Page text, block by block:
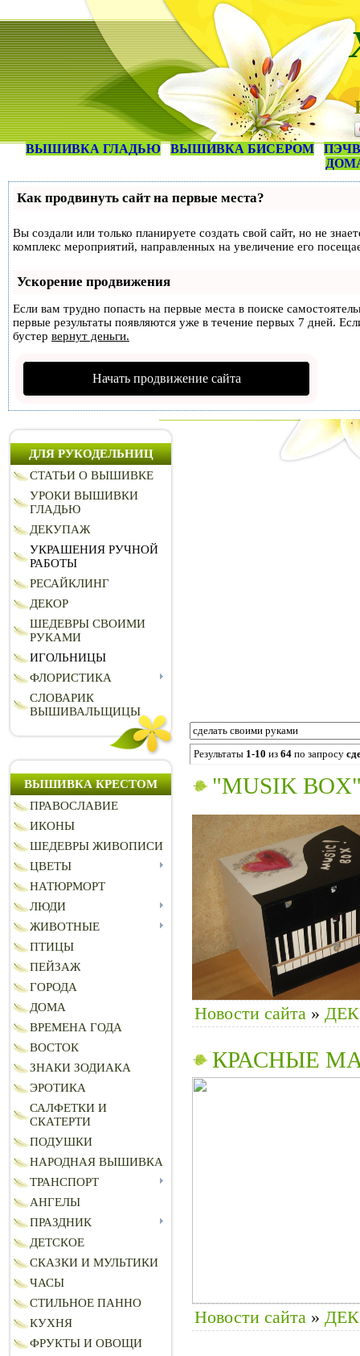
ВЫШИВКА ГЛАДЬЮ ВЫШИВКА БИСЕРОМ
Как продвинуть сайт на первые места?
Вы создали или только планируете создать свой сайт, но не
комплекс мероприятий, направленных на увеличение его
Ускорение продвижения
Если вам трудно попасть на первые места в поиске
первые результаты появляются уже в течение первых 7 дней.
бустер вернут деньги.
Начать продвижение сайта
ДЛЯ РУКОДЕЛЬНИЦ
СТАТЬИ О ВЫШИВКЕ
УРОКИ ВЫШИВКИ
ГЛАДЬЮ
ДЕКУПАЖ
УКРАШЕНИЯ РУЧНОЙ
РАБОТЫ
РЕСАЙКЛИНГ
ДЕКОР
ШЕДЕВРЫ СВОИМИ
РУКАМИ
ИГОЛЬНИЦЫ
ФЛОРИСТИКА
СЛОВАРИК
ВЫШИВАЛЬЩИЦЫ
ВЫШИВКА КРЕСТОМ
ПРАВОСЛАВИЕ
ИКОНЫ
ШЕДЕВРЫ ЖИВОПИСИ
ЦВЕТЫ
НАТЮРМОРТ
ЛЮДИ
ЖИВОТНЫЕ
ПТИЦЫ
ПЕЙЗАЖ
ГОРОДА
ДОМА
ВРЕМЕНА ГОДА
ВОСТОК
ЗНАКИ ЗОДИАКА
ЭРОТИКА
САЛФЕТКИ И
СКАТЕРТИ
ПОДУШКИ
НАРОДНАЯ ВЫШИВКА
ТРАНСПОРТ
АНГЕЛЫ
ПРАЗДНИК
ДЕТСКОЕ
СКАЗКИ И МУЛЬТИКИ
ЧАСЫ
СТИЛЬНОЕ ПАННО
КУХНЯ
ФРУКТЫ И ОВОЩИ
Результаты 1-10 из 64 по запросу
"MUSIK
Новости сайта »
КРАСНЫЕ
Новости сайта »